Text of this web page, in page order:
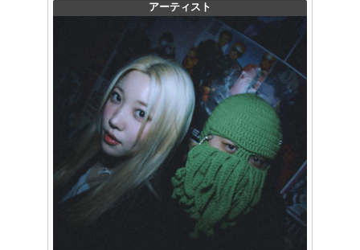
アーティスト